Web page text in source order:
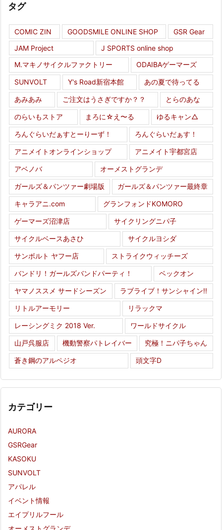
タグ
COMIC ZIN GOODSMILE ONLINE SHOP
GSR Gear
JAM Project
J SPORTS online shop
M.マキノサイクルファクトリー
ODAIBAゲーマーズ
SUNVOLT Y's Road新宿本館 あの夏で待ってる
あみあみ ご注文はうさぎですか？？ とらのあな
のらいもストア まろに☆え〜る ゆるキャン△
ろんぐらいだぁすとーりーず！ ろんぐらいだぁす！
アニメイトオンラインショップ アニメイト宇都宮店
アベノバ オーメストグランデ
ガールズ＆パンツァー劇場版 ガールズ＆パンツァー最終章
キャラアニ.com グランフォンドKOMORO
ゲーマーズ沼津店 サイクリングニパ子
サイクルベースあさひ サイクルヨシダ
サンボルト ヤフー店 ストライクウィッチーズ
バンドリ！ガールズバンドパーティ！ ベックオン
ヤマノススメ サードシーズン ラブライブ！サンシャイン!!
リトルアーモリー リラックマ
レーシングミク 2018 Ver. ワールドサイクル
山戸呉服店 機動警察パトレイバー 究極！ニパ子ちゃん
蒼き鋼のアルペジオ 頭文字D
カテゴリー
AURORA
GSRGear
KASOKU
SUNVOLT
アパレル
イベント情報
エイプリルフール
オーメストグランデ